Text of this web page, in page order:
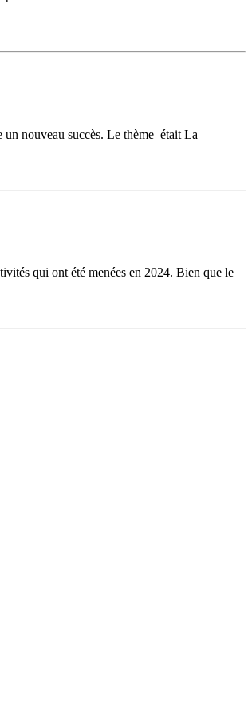
nouveau succès. Le thème était La
qui ont été menées en 2024. Bien que le